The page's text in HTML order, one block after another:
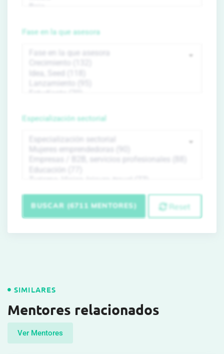
Fase en la que asesora
Especialización sectorial
BUSCAR (6711 MENTORES) Reset
SIMILARES
Mentores relacionados
Ver Mentores